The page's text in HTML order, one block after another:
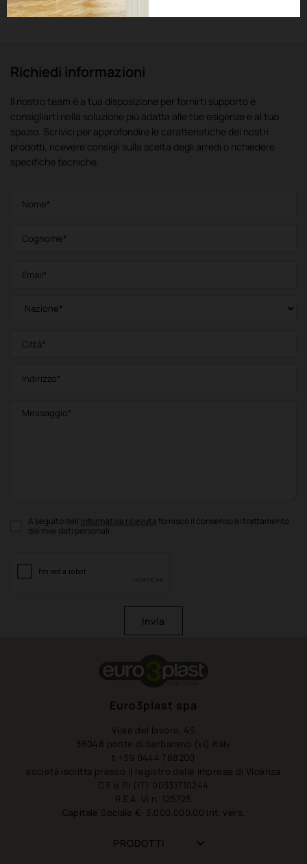
Poltroncina & tavolino
Richiedi informazioni
Il nostro team è a tua disposizione per fornirti supporto e
consigliarti nella soluzione più adatta alle tue esigenze e al tuo
spazio. Scrivici per approfondire le caratteristiche dei nostri
prodotti, ricevere consigli sulla scelta degli arredi o richiedere
specifiche tecniche.
A seguito dell’informativa ricevuta fornisco il consenso al trattamento
dei miei dati personali
Invia
Euro3plast spa
Viale del lavoro, 45
36048 ponte di barbarano (vi) italy
t +39 0444 788200
società iscritta presso il registro delle imprese di Vicenza
C.F e P.I (IT) 00331710244
R.E.A. Vi n. 125725
Capitale Sociale €: 3.000.000,00 int. vers.
PRODOTTI